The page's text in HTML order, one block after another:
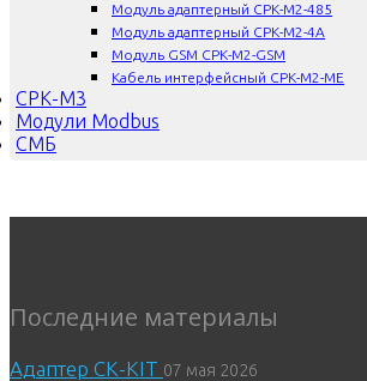
Модуль адаптерный СРК-М2-485
Модуль адаптерный СРК-М2-4A
Модуль GSM СРК-М2-GSM
Кабель интерфейсный СРК-М2-ME
СРК-М3
Модули Modbus
СМБ
Последние материалы
Адаптер СК-KIT 07 мая 2026